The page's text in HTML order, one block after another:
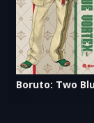
Boruto: Two